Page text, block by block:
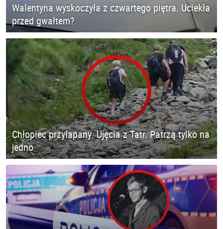
Walentyna wyskoczyła z czwartego piętra. Uciekła
przed gwałtem?
Chłopiec przyłapany. Ujęcia z Tatr. Patrzą tylko na
jedno